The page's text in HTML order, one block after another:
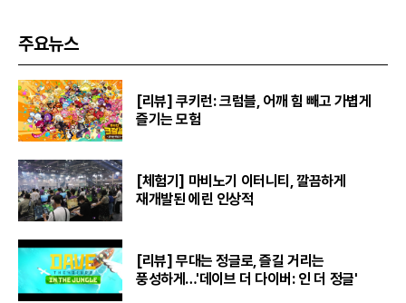
주요뉴스
[리뷰] 쿠키런: 크럼블, 어깨 힘 빼고 가볍게
즐기는 모험
[체험기] 마비노기 이터니티, 깔끔하게
재개발된 에린 인상적
[리뷰] 무대는 정글로, 즐길 거리는
풍성하게…'데이브 더 다이버: 인 더 정글'